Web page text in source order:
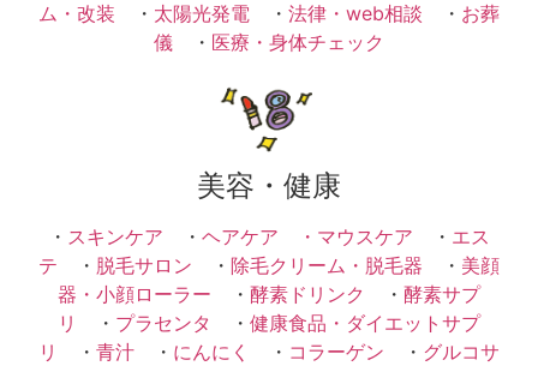
ム・改装 ・ 太陽光発電 ・ 法律・web相談 ・ お葬
儀 ・ 医療・身体チェック
美容・健康
・ スキンケア ・ ヘアケア ・ マウスケア ・ エス
テ ・ 脱毛サロン ・ 除毛クリーム・脱毛器 ・ 美顔
器・小顔ローラー ・ 酵素ドリンク ・ 酵素サプ
リ
・ プラセンタ ・ 健康食品・ダイエットサプ
リ
・ 青汁 ・ にんにく ・ コラーゲン ・ グルコサ